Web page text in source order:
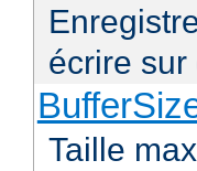
écrire sur
Taille